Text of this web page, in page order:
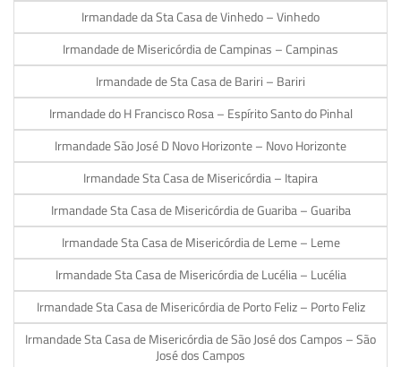
Irmandade da Sta Casa de Vinhedo – Vinhedo
Irmandade de Misericórdia de Campinas – Campinas
Irmandade de Sta Casa de Bariri – Bariri
Irmandade do H Francisco Rosa – Espírito Santo do Pinhal
Irmandade São José D Novo Horizonte – Novo Horizonte
Irmandade Sta Casa de Misericórdia – Itapira
Irmandade Sta Casa de Misericórdia de Guariba – Guariba
Irmandade Sta Casa de Misericórdia de Leme – Leme
Irmandade Sta Casa de Misericórdia de Lucélia – Lucélia
Irmandade Sta Casa de Misericórdia de Porto Feliz – Porto Feliz
Irmandade Sta Casa de Misericórdia de São José dos Campos – São
José dos Campos